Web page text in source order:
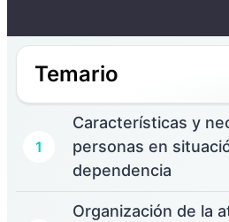
Temario
1
Características y
personas en
dependencia
Organización de la